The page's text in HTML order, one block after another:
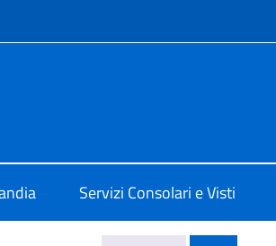
Servizi Consolari e Visti